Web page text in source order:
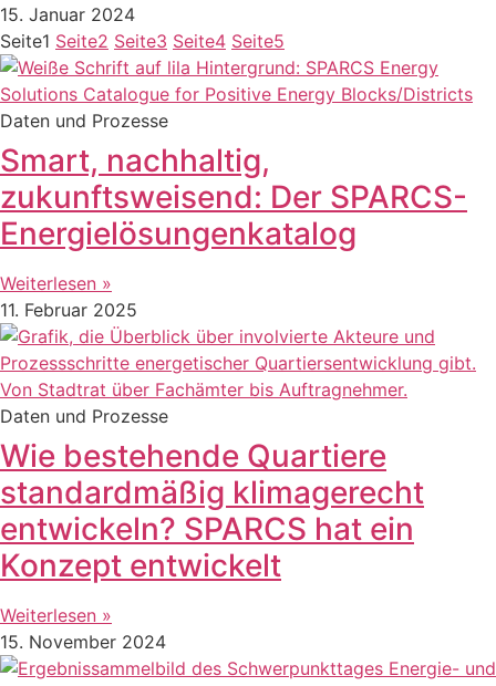
15. Januar 2024
Seite1 Seite2 Seite3 Seite4 Seite5
Daten und Prozesse
Smart, nachhaltig,
zukunftsweisend: Der SPARCS-
Energielösungenkatalog
Weiterlesen »
11. Februar 2025
Daten und Prozesse
Wie bestehende Quartiere
standardmäßig klimagerecht
entwickeln? SPARCS hat ein
Konzept entwickelt
Weiterlesen »
15. November 2024